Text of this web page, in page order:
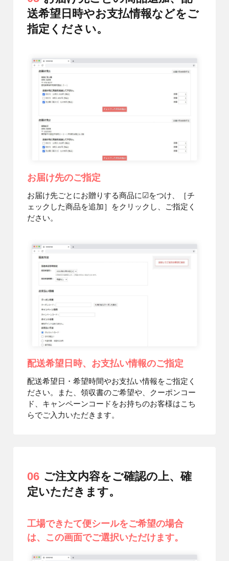
送希望日時やお支払情報などをご
指定ください。
お届け先のご指定
お届け先ごとにお贈りする商品に☑をつけ、［チ
ェックした商品を追加］をクリックし、ご指定く
ださい。
配送希望日時、お支払い情報のご指定
配送希望日・希望時間やお支払い情報をご指定く
ださい。また、領収書のご希望や、クーポンコー
ド、キャンペーンコードをお持ちのお客様はこち
らでご入力いただきます。
06 ご注文内容をご確認の上、確
定いただきます。
工場できたて便シールをご希望の場合
は、この画面でご選択いただけます。